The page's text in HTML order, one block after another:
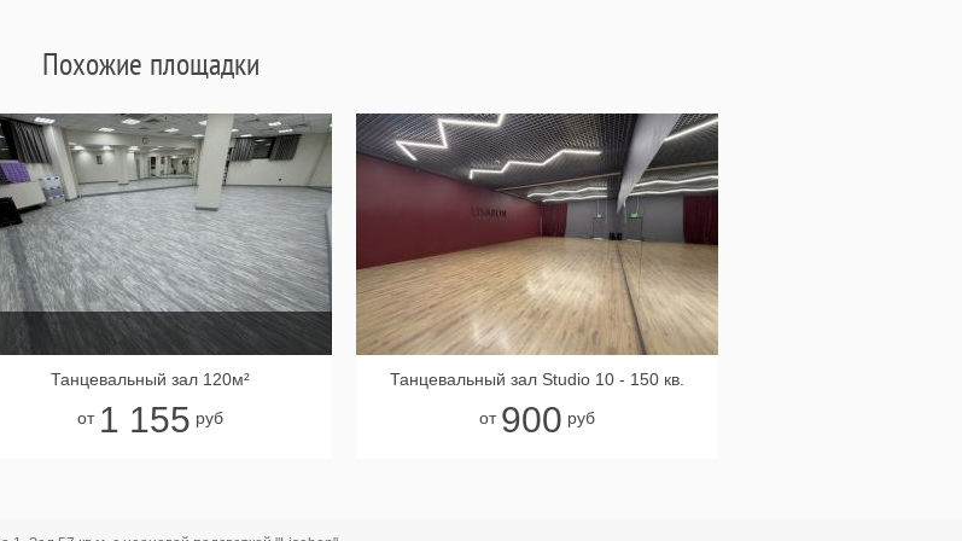
Похожие площадки
Танцевальный зал 120м²
от 1 155 руб
Танцевальный зал Studio 10 - 150 кв.
от 900 руб